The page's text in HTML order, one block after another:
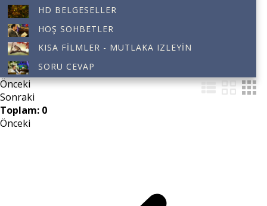
HD BELGESELLER
HOŞ SOHBETLER
KISA FILMLER - MUTLAKA IZLEYIN
SORU CEVAP
Önceki
Sonraki
Toplam: 0
Önceki